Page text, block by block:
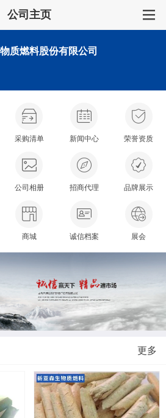
公司主页
质燃料股份有限公司
采购清单 新闻中心 荣誉资质
公司相册 招商代理 品牌展示
商城 诚信档案 展会
更多